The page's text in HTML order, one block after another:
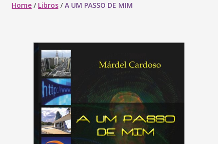
Home / Libros /A UM PASSO DE MIM